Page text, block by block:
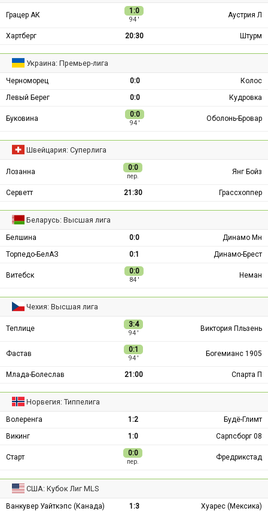
Грацер АК 1:0
94 ′
Аустрия Л
Хартберг 20:30 Штурм
Украина: Премьер-лига
Черноморец 0:0
Колос
Левый Берег
0:0 Кудровка
Буковина 0:0
94 ′
Оболонь-Бровар
Швейцария: Суперлига
Лозанна 0:0
пер.
Янг Бойз
Серветт 21:30 Грассхоппер
Беларусь: Высшая лига
Белшина 0:0
Динамо Мн
Торпедо-БелАЗ
0:1 Динамо-Брест
Витебск 0:0
84 ′
Неман
Чехия: Высшая лига
Теплице 3:4
94 ′
Виктория Пльзень
Фастав 0:1
94 ′
Богемианс 1905
Млада-Болеслав 21:00 Спарта П
Норвегия: Типпелига
Волеренга 1:2
Будё-Глимт
Викинг
1:0 Сарпсборг 08
Старт 0:0
пер.
Фредрикстад
США: Кубок Лиг MLS
Ванкувер Уайткэпс (Канада) 1:3
Хуарес (Мексика)